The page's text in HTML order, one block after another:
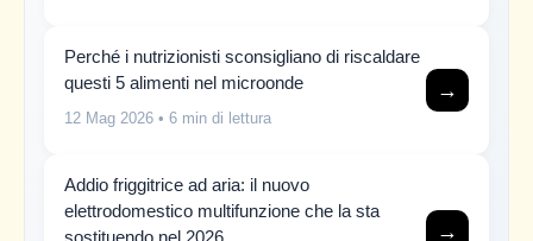
Perché i nutrizionisti sconsigliano di riscaldare
questi 5 alimenti nel microonde
12 Mag 2026 • 6 min di lettura
→
Addio friggitrice ad aria: il nuovo
elettrodomestico multifunzione che la sta
sostituendo nel 2026
→